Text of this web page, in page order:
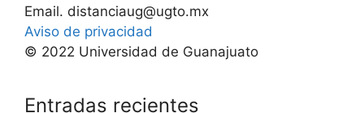
Email. distanciaug@ugto.mx
Aviso de privacidad
© 2022 Universidad de Guanajuato
Entradas recientes